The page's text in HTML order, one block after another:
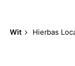
Wit Hierbas